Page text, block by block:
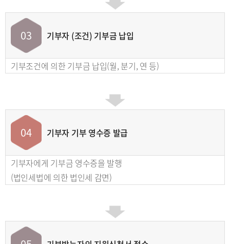
03 기부자 (조건) 기부금 납입
기부조건에 의한 기부금 납입(월, 분기, 연 등)
04 기부자 기부 영수증 발급
기부자에게 기부금 영수증을 발행
(법인세법에 의한 법인세 감면)